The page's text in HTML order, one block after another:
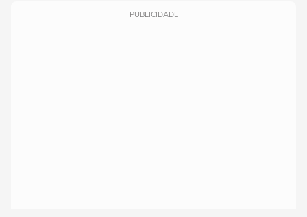
PUBLICIDADE